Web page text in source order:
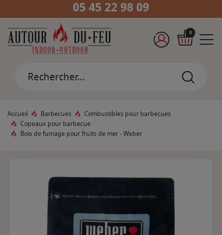
05 45 22 98 09
0
Accueil Barbecues
Combustibles pour barbecues
Copeaux pour barbecue
Bois de fumage pour fruits de mer - Weber